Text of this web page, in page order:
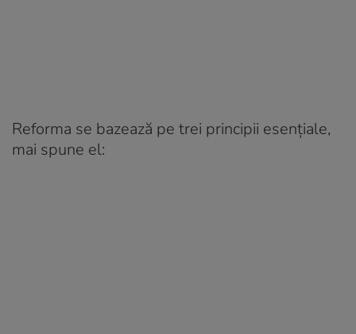
Reforma se bazează pe trei principii esențiale,
mai spune el: